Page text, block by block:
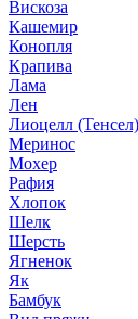
Вискоза
Кашемир
Конопля
Крапива
Лама
Лен
Лиоцелл (Тенсел)
Меринос
Мохер
Рафия
Хлопок
Шелк
Шерсть
Ягненок
Як
Бамбук